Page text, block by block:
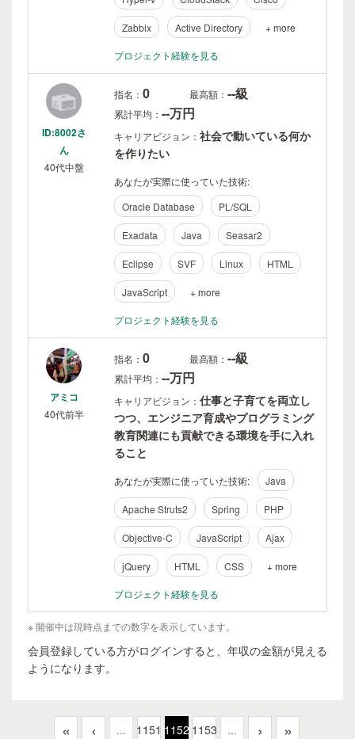
Zabbix Active Directory + more
プロジェクト経験を見る
ID:8002さ
ん
40代中盤
指名： 0 最高額： --級
累計平均： --万円
キャリアビジョン： 社会で動いている何か
を作りたい
あなたが実際に使っていた技術:
Oracle Database
PL/SQL
Exadata Java Seasar2
Eclipse SVF Linux HTML
JavaScript + more
プロジェクト経験を見る
アミコ
40代前半
指名： 0 最高額： --級
累計平均： --万円
キャリアビジョン： 仕事と子育てを両立し
つつ、エンジニア育成やプログラミング
教育関連にも貢献できる環境を手に入れ
ること
あなたが実際に使っていた技術: Java
Apache Struts2 Spring PHP
Objective-C JavaScript Ajax
jQuery HTML CSS + more
プロジェクト経験を見る
※ 開催中は現時点までの数字を表示しています。
会員登録している方がログインすると、年収の金額が見える
ようになります。
« ‹ ... 1151 1152 1153 ... › »